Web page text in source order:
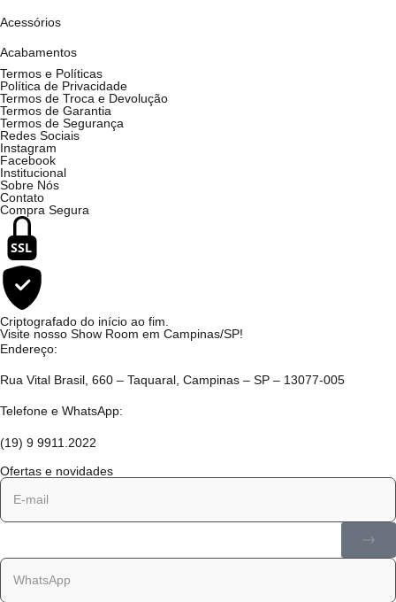
Acessórios
Acabamentos
Termos e Políticas
Política de Privacidade
Termos de Troca e Devolução
Termos de Garantia
Termos de Segurança
Redes Sociais
Instagram
Facebook
Institucional
Sobre Nós
Contato
Compra Segura
SSL
Criptografado do início ao fim.
Visite nosso Show Room em Campinas/SP!
Endereço:
Rua Vital Brasil, 660 – Taquaral, Campinas – SP – 13077-005
Telefone e WhatsApp:
(19) 9 9911.2022
Ofertas e novidades